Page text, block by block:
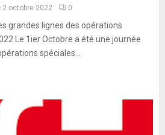
2 octobre 2022 0
grandes lignes des opérations
Le 1ier Octobre a été une journée
spéciales...